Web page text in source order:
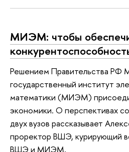
МИЭМ: чтобы
Решением Правительства РФ
государственный институт
математики (МИЭМ)
экономики. О перспективах
двух вузов рассказывает
проректор ВШЭ, курирующий
ВШЭ и МИЭМ.